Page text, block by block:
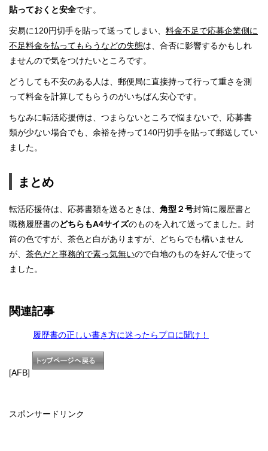
貼っておくと安全です。
安易に120円切手を貼って送ってしまい、 料金不足で応募企業側に
不足料金を払ってもらうなどの失態は、合否に影響するかもしれ
ませんので気をつけたいところです。
どうしても不安のある人は、郵便局に直接持って行って重さを測
って料金を計算してもらうのがいちばん安心です。
ちなみに転活応援侍は、つまらないところで悩まないで、応募書
類が少ない場合でも、余裕を持って140円切手を貼って郵送してい
ました。
まとめ
転活応援侍は、応募書類を送るときは、 角型２号封筒に履歴書と
職務履歴書のどちらもA4サイズのものを入れて送ってました。封
筒の色ですが、茶色と白がありますが、どちらでも構いません
が、 茶色だと事務的で素っ気無いので白地のものを好んで使って
ました。
関連記事
履歴書の正しい書き方に迷ったらプロに聞け！
[AFB]
スポンサードリンク